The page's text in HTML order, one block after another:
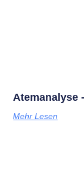
Atemanalyse
Mehr Lesen